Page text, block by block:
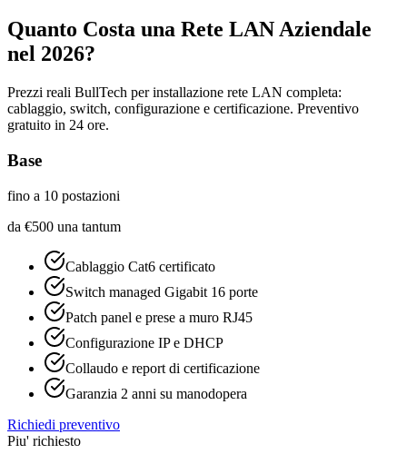
Quanto Costa una Rete LAN Aziendale
nel 2026?
Prezzi reali BullTech per installazione rete LAN completa:
cablaggio, switch, configurazione e certificazione. Preventivo
gratuito in 24 ore.
Base
fino a 10 postazioni
da €500 una tantum
Cablaggio Cat6 certificato
Switch managed Gigabit 16 porte
Patch panel e prese a muro RJ45
Configurazione IP e DHCP
Collaudo e report di certificazione
Garanzia 2 anni su manodopera
Richiedi preventivo
Piu' richiesto